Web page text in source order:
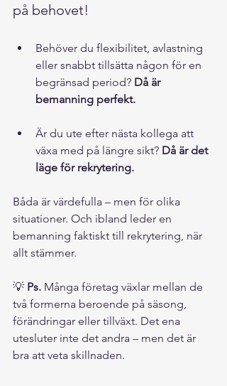
på behovet!
Behöver du flexibilitet, avlastning
eller snabbt tillsätta någon för en
begränsad period? Då är
bemanning perfekt.
Är du ute efter nästa kollega att
växa med på längre sikt? Då är det
läge för rekrytering.
Båda är värdefulla – men för olika
situationer. Och ibland leder en
bemanning faktiskt till rekrytering, när
allt stämmer.
💡 Ps. Många företag växlar mellan de
två formerna beroende på säsong,
förändringar eller tillväxt. Det ena
utesluter inte det andra – men det är
bra att veta skillnaden.